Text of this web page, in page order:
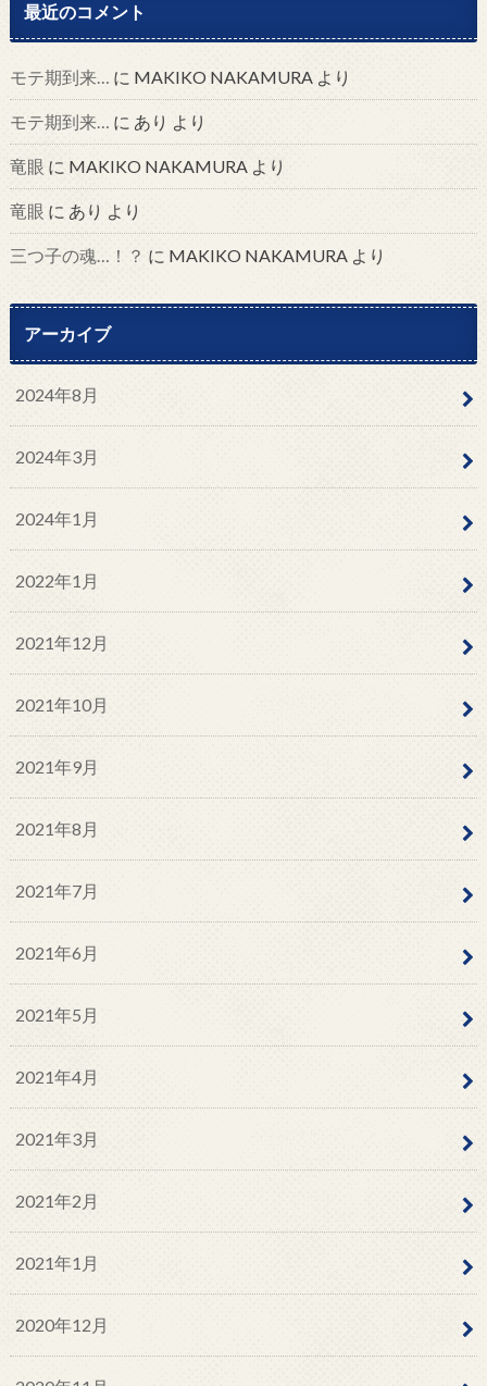
最近のコメント
モテ期到来… に MAKIKO NAKAMURAより
モテ期到来… に あり より
竜眼 に MAKIKO NAKAMURAより
竜眼 に あり より
三つ子の魂…！？ に MAKIKO NAKAMURAより
アーカイブ
2024年8月
2024年3月
2024年1月
2022年1月
2021年12月
2021年10月
2021年9月
2021年8月
2021年7月
2021年6月
2021年5月
2021年4月
2021年3月
2021年2月
2021年1月
2020年12月